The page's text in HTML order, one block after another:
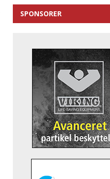
SPONSORER